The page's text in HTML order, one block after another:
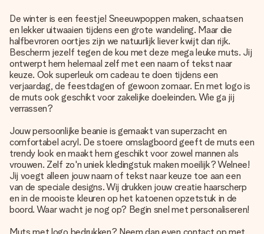
De winter is een feestje! Sneeuwpoppen maken, schaatsen
en lekker uitwaaien tijdens een grote wandeling. Maar die
halfbevroren oortjes zijn we natuurlijk liever kwijt dan rijk.
Bescherm jezelf tegen de kou met deze mega leuke muts. Jij
ontwerpt hem helemaal zelf met een naam of tekst naar
keuze. Ook superleuk om cadeau te doen tijdens een
verjaardag, de feestdagen of gewoon zomaar. En met logo is
de muts ook geschikt voor zakelijke doeleinden. Wie ga jij
verrassen?
Jouw persoonlijke beanie is gemaakt van superzacht en
comfortabel acryl. De stoere omslagboord geeft de muts een
trendy look en maakt hem geschikt voor zowel mannen als
vrouwen. Zelf zo'n uniek kledingstuk maken moeilijk? Welnee!
Jij voegt alleen jouw naam of tekst naar keuze toe aan een
van de speciale designs. Wij drukken jouw creatie haarscherp
en in de mooiste kleuren op het katoenen opzetstuk in de
boord. Waar wacht je nog op? Begin snel met personaliseren!